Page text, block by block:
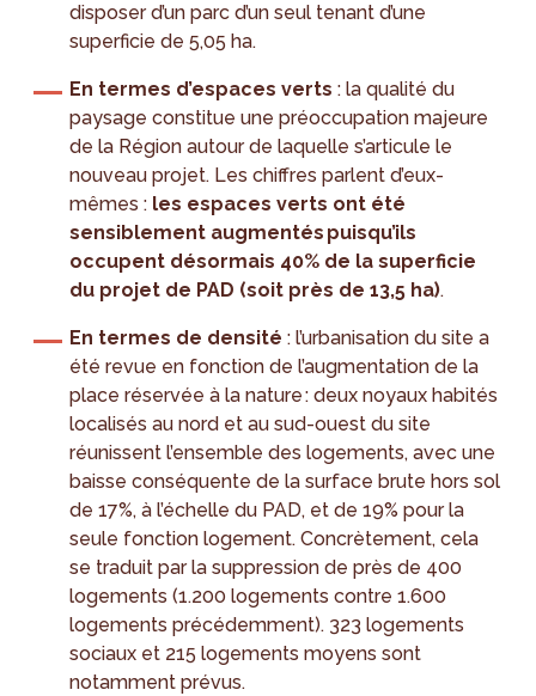
disposer d’un parc d’un seul tenant d’une
superficie de 5,05 ha.
En termes d’espaces verts : la qualité du
paysage constitue une préoccupation majeure
de la Région autour de laquelle s’articule le
nouveau projet. Les chiffres parlent d’eux-
mêmes : les espaces verts ont été
sensiblement augmentés puisqu’ils
occupent désormais 40% de la superficie
du projet de PAD (soit près de 13,5 ha).
En termes de densité : l’urbanisation du site a
été revue en fonction de l’augmentation de la
place réservée à la nature : deux noyaux habités
localisés au nord et au sud-ouest du site
réunissent l’ensemble des logements, avec une
baisse conséquente de la surface brute hors sol
de 17%, à l’échelle du PAD, et de 19% pour la
seule fonction logement. Concrètement, cela
se traduit par la suppression de près de 400
logements (1.200 logements contre 1.600
logements précédemment). 323 logements
sociaux et 215 logements moyens sont
notamment prévus.